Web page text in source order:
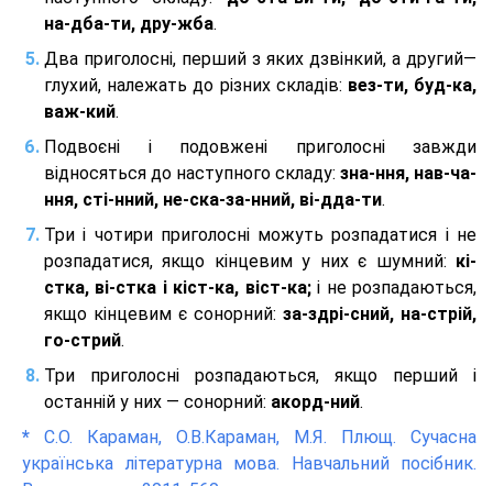
на-дба-ти, дру-жба.
Два приголосні, перший з яких дзвінкий, а другий—
глухий, належать до різних складів: вез-ти, буд-ка,
важ-кий.
Подвоєні і подовжені приголосні завжди
відносяться до наступного складу: зна-ння, нав-ча-
ння, сті-нний, не-ска-за-нний, ві-дда-ти.
Три і чотири приголосні можуть розпадатися і не
розпадатися, якщо кінцевим у них є шумний: кі-
стка, ві-стка і кіст-ка, віст-ка;і не розпадаються,
якщо кінцевим є сонорний: за-здрі-сний, на-стрій,
го-стрий.
Три приголосні розпадаються, якщо перший і
останній у них — сонорний: акорд-ний.
* С.О. Караман, О.В.Караман, М.Я. Плющ. Сучасна
українська літературна мова. Навчальний посібник.